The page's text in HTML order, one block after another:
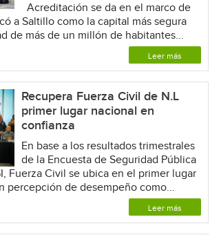
Acreditación se da en el marco de
a Saltillo como la capital más segura
de más de un millón de habitantes...
Leer más
Recupera Fuerza Civil de N.L
primer lugar nacional en
confianza
En base a los resultados trimestrales
de la Encuesta de Seguridad Pública
Fuerza Civil se ubica en el primer lugar
percepción de desempeño como...
Leer más